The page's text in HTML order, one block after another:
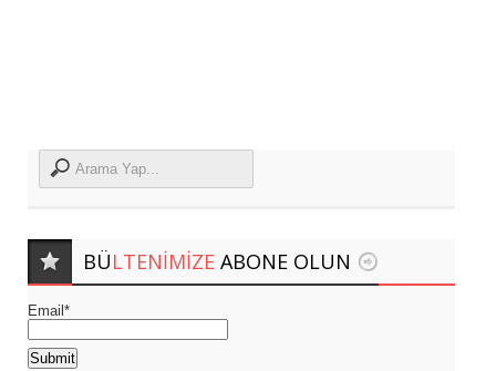
BÜLTENIMIZE ABONE OLUN
Email*